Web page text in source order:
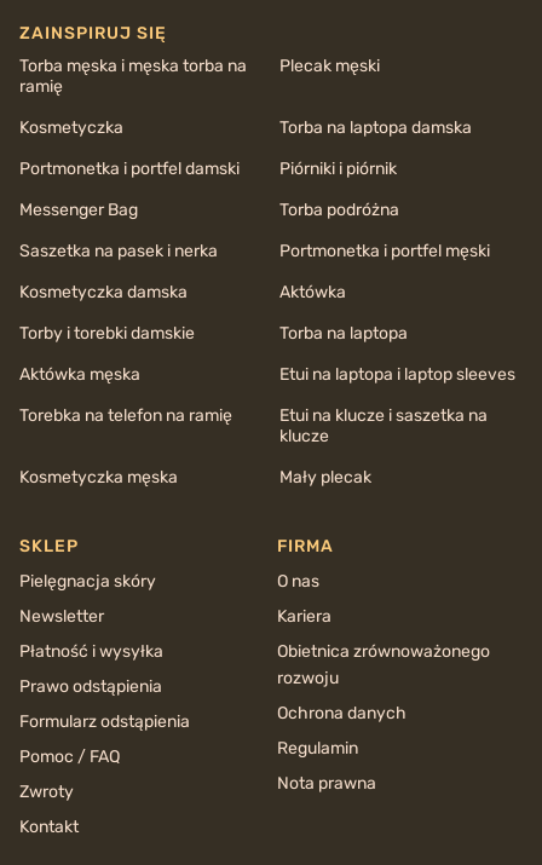
ZAINSPIRUJ SIĘ
Torba męska i męska torba na
ramię
Plecak męski
Kosmetyczka
Torba na laptopa damska
Portmonetka i portfel damski
Piórniki i piórnik
Messenger Bag
Torba podróżna
Saszetka na pasek i nerka
Portmonetka i portfel męski
Kosmetyczka damska
Aktówka
Torby i torebki damskie
Torba na laptopa
Aktówka męska
Etui na laptopa i laptop sleeves
Torebka na telefon na ramię
Etui na klucze i saszetka na
klucze
Kosmetyczka męska
Mały plecak
SKLEP
Pielęgnacja skóry
Newsletter
Płatność i wysyłka
Prawo odstąpienia
Formularz odstąpienia
Pomoc / FAQ
Zwroty
Kontakt
FIRMA
O nas
Kariera
Obietnica zrównoważonego
rozwoju
Ochrona danych
Regulamin
Nota prawna